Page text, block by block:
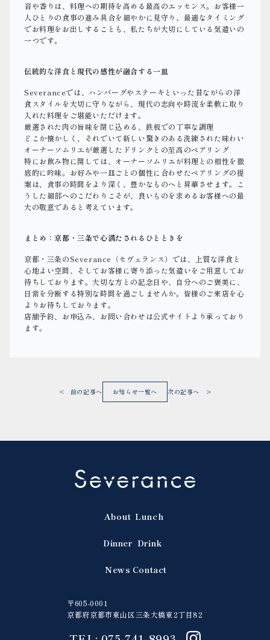
音や香りは、料理への期待を高める最高のエッセンス。お客様一
人ひとりの食事の進み具合を細やかに見守り、最適なタイミング
でお料理をお出しすることも、私たちが大切にしている気遣いの
一つです。
伝統的な洋食と現代の感性が融合する一皿
Severanceでは、ハンバーグやステーキといった昔ながらの洋
食スタイルを大切に守りながら、現代の志向や時流を柔軟に取り
入れた料理をご堪能いただけます。
厳選された肉の旨味を閉じ込める、鉄板での丁寧な調理
どこか懐かしく、それでいて新しい驚きのある洗練された味わい
オーナーソムリエが厳選したドリンクとの至高のペアリング
特にお飲み物に関しては、オーナーソムリエが料理との相性を徹
底的に吟味。お好みや一皿ごとの個性に合わせたペアリングの提
案は、食事の時間をより深く、豊かなものへと昇華させます。こ
うした細部へのこだわりこそが、良いものを求めるお客様への最
大の敬意であると考えています。
まとめ：京都・三条で心満たされるひとときを
京都・三条のSeverance（セヴェランス）では、上質な洋食と
心地よい空間、そしてお客様に寄り添った気遣いをご用意してお
待ちしております。大切な方との記念日や、自分へのご褒美に、
日常を分断する特別な時間を過ごしませんか。皆様のご来店を心
よりお待ちしております。
店舗予約、お申込み、お問い合わせは公式サイトより承っており
ます。
< 前の記事へ お知らせ一覧へ 次の記事へ >
About
Dinner
News
Lunch
Drink
Contact
〒605-0001
京都府京都市東山区三条大橋東2丁目82